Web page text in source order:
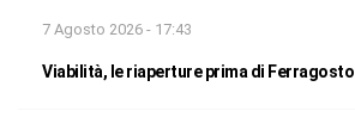
7 Agosto 2026 - 17:43
Viabilità, le riaperture prima di Ferragosto